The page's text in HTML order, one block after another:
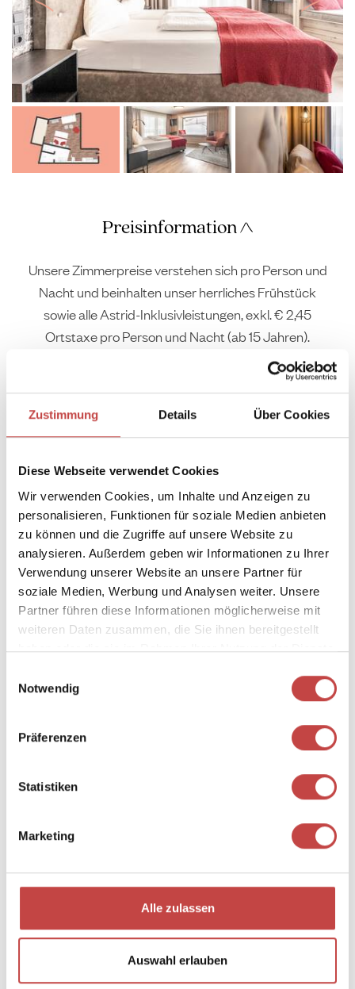
Zustimmung Details Über Cookies
Diese Webseite verwendet Cookies
Wir verwenden Cookies, um Inhalte und Anzeigen zu
personalisieren, Funktionen für soziale Medien anbieten
zu können und die Zugriffe auf unsere Website zu
analysieren. Außerdem geben wir Informationen zu Ihrer
Verwendung unserer Website an unsere Partner für
soziale Medien, Werbung und Analysen weiter. Unsere
Partner führen diese Informationen möglicherweise mit
weiteren Daten zusammen, die Sie ihnen bereitgestellt
haben oder die sie im Rahmen Ihrer Nutzung der Dienste
Notwendig
Präferenzen
Statistiken
Marketing
Alle zulassen
Auswahl erlauben
Preisinformation
Unsere Zimmerpreise verstehen sich pro Person und
Nacht und beinhalten unser herrliches Frühstück
sowie alle Astrid-Inklusivleistungen, exkl. € 2,45
Ortstaxe pro Person und Nacht (ab 15 Jahren).
ANFRAGEN
Diese Zimmer könnten dir auch